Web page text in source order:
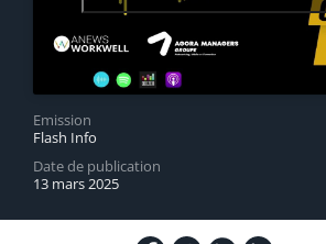
Emission
Flash Info
Date de publication
13 mars 2025